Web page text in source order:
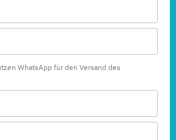
WhatsApp für den Versand des